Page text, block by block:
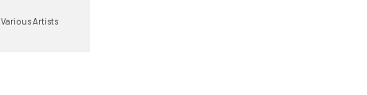
Various Artists